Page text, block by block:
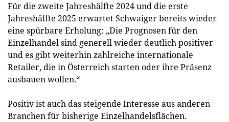
Für die zweite Jahreshälfte 2024 und die erste
Jahreshälfte 2025 erwartet Schwaiger bereits wieder
eine spürbare Erholung: „Die Prognosen für den
Einzelhandel sind generell wieder deutlich positiver
und es gibt weiterhin zahlreiche internationale
Retailer, die in Österreich starten oder ihre Präsenz
ausbauen wollen.“
Positiv ist auch das steigende Interesse aus anderen
Branchen für bisherige Einzelhandelsflächen.